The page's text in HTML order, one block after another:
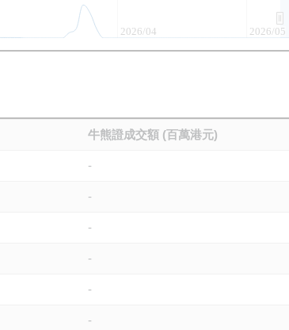
2026/04 2026/05
牛熊證成交額 (百萬港元)
-
-
-
-
-
-